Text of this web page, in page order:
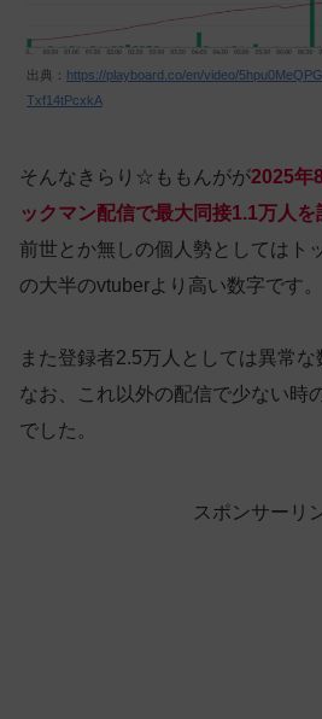
出典： https://playboard.co/en/video/
Txf14tPcxkA
そんなきらり☆ももんがが2025年
ックマン配信で最大同接1.1万人を
前世とか無しの個人勢としてはト
の大半のvtuberより高い数字です。
また登録者2.5万人としては異常な
なお、これ以外の配信で少ない時
でした。
スポンサーリ